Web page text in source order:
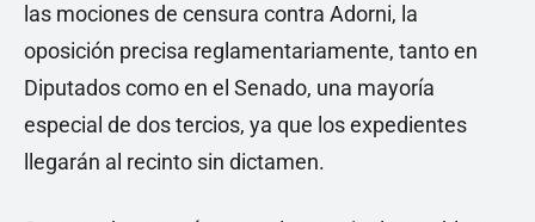
las mociones de censura contra Adorni, la
oposición precisa reglamentariamente, tanto en
Diputados como en el Senado, una mayoría
especial de dos tercios, ya que los expedientes
llegarán al recinto sin dictamen.